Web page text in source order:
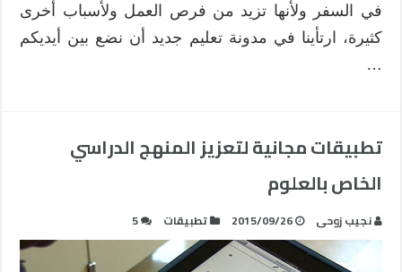
في السفر ولأنها تزيد من فرص العمل ولأسباب أخرى
كثيرة، ارتأينا في مدونة تعليم جديد أن نضع بين أيديكم
…
تطبيقات مجانية لتعزيز المنهج الدراسي
الخاص بالعلوم
نجيب زوحى 2015/09/26 تطبيقات 5